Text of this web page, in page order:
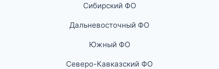
Сибирский ФО
Дальневосточный ФО
Южный ФО
Северо-Кавказский ФО